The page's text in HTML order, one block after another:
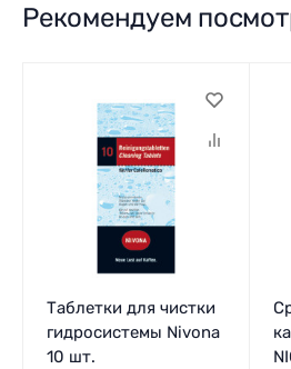
Рекомендуем
Таблетки для чистки
гидросистемы Nivona
10 шт.